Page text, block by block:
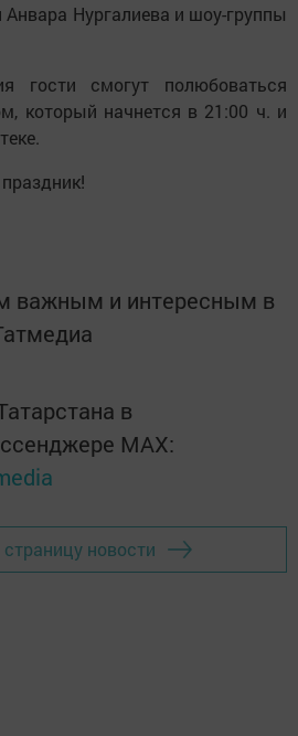
Анвара Нургалиева и шоу-группы
гости смогут полюбоваться
который начнется в 21:00 ч. и
важным и интересным в
в
MАХ:
новости